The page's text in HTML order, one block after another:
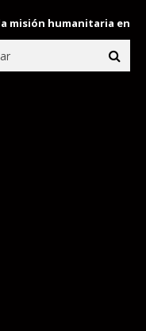
humanitaria enviada a